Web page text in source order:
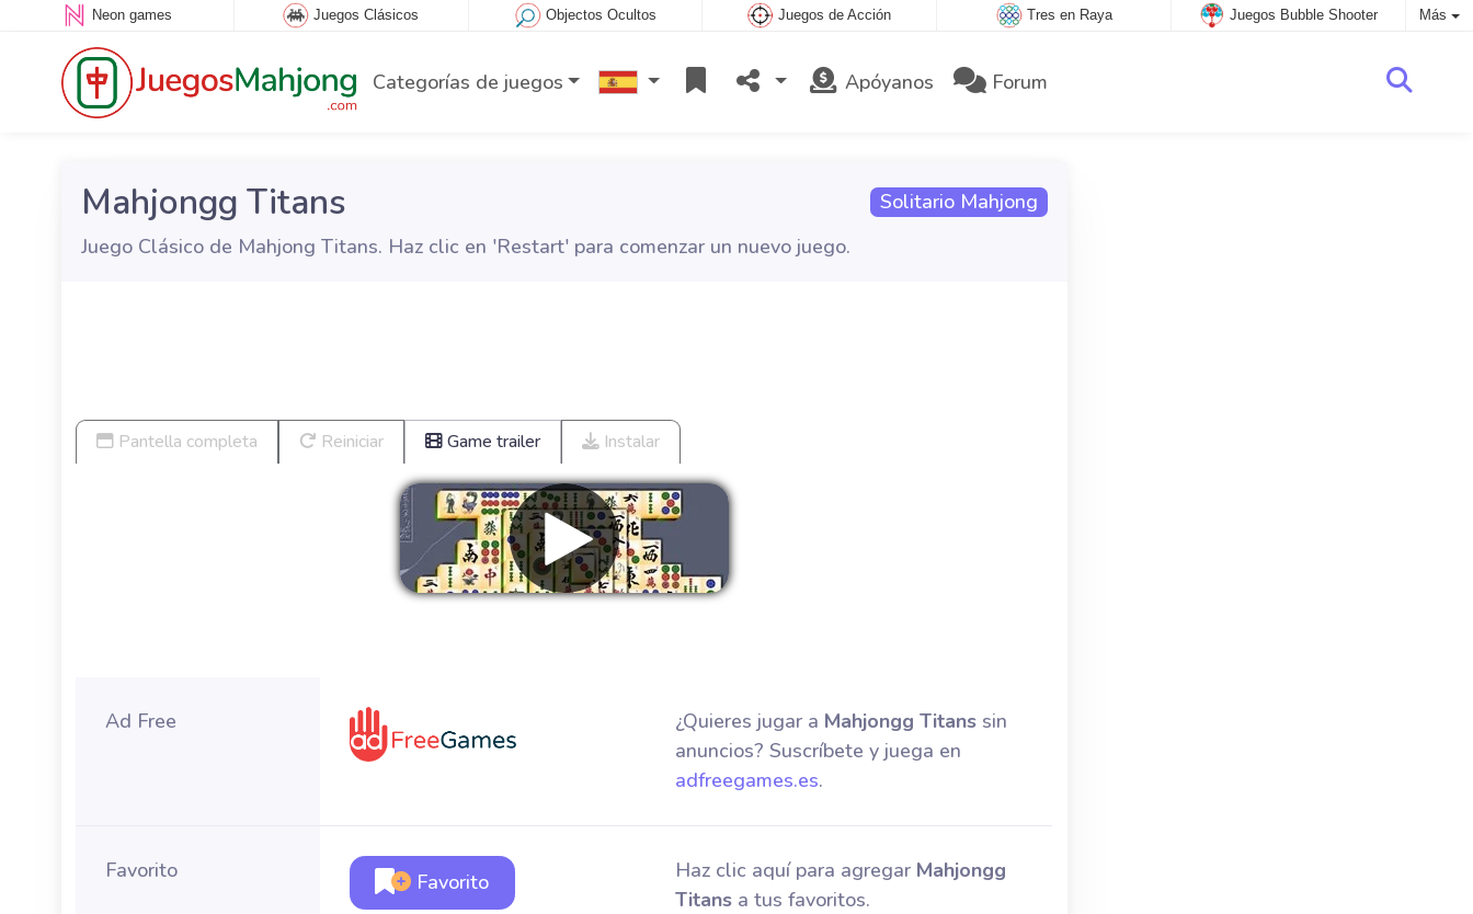
Neon games Juegos Clásicos Objectos Ocultos Juegos de Acción Tres en Raya Juegos Bubble Shooter Más
Categorías de juegos Apóyanos Forum
Solitario Mahjong
Mahjongg Titans
Juego Clásico de Mahjong Titans. Haz clic en 'Restart' para comenzar un nuevo juego.
Pantella completa Reiniciar Game trailer Instalar
Ad Free ¿Quieres jugar a Mahjongg Titanssin
anuncios? Suscríbete y juega en
adfreegames.es.
Favorito Favorito Haz clic aquí para agregar Mahjongg
Titansa tus favoritos.